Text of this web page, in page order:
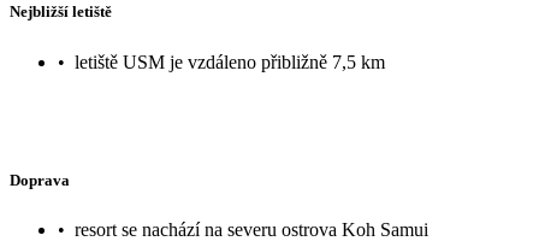
Nejbližší letiště
• letiště USM je vzdáleno přibližně 7,5 km
Doprava
• resort se nachází na severu ostrova Koh Samui